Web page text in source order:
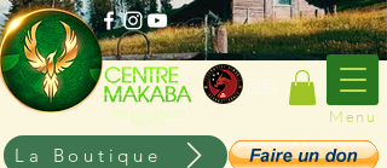
Menu
SOINS HOLISTIQUES
KIMUNTU
La Boutique